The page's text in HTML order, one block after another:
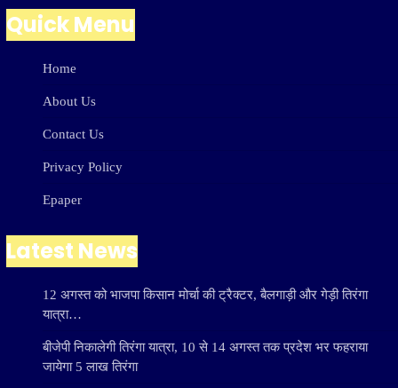
Quick Menu
Home
About Us
Contact Us
Privacy Policy
Epaper
Latest News
12 अगस्त को भाजपा किसान मोर्चा की ट्रैक्टर, बैलगाड़ी और गेड़ी तिरंगा
यात्रा…
बीजेपी निकालेगी तिरंगा यात्रा, 10 से 14 अगस्त तक प्रदेश भर फहराया
जायेगा 5 लाख तिरंगा